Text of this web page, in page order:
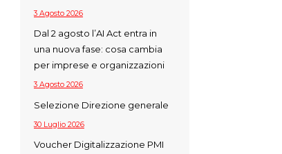
3 Agosto 2026
Dal 2 agosto l’AI Act entra in
una nuova fase: cosa cambia
per imprese e organizzazioni
3 Agosto 2026
Selezione Direzione generale
30 Luglio 2026
Voucher Digitalizzazione PMI